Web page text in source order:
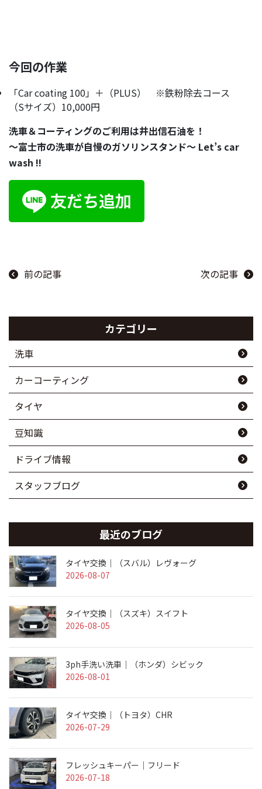
今回の作業
「Car coating 100」＋（PLUS） ※鉄粉除去コース
（Sサイズ）10,000円
洗車＆コーティングのご利用は井出信石油を！
～富士市の洗車が自慢のガソリンスタンド～ Let’s car
wash !!
前の記事 次の記事
カテゴリー
洗車
カーコーティング
タイヤ
豆知識
ドライブ情報
スタッフブログ
最近のブログ
タイヤ交換｜（スバル）レヴォーグ
2026-08-07
タイヤ交換｜（スズキ）スイフト
2026-08-05
3ph手洗い洗車｜（ホンダ）シビック
2026-08-01
タイヤ交換｜（トヨタ）CHR
2026-07-29
フレッシュキーパー｜フリード
2026-07-18